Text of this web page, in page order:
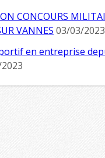
CONCOURS
VANNES 03/03/2023
en entreprise